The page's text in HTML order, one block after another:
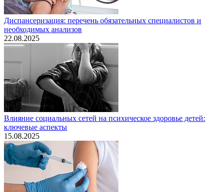
Диспансеризация: перечень обязательных специалистов и
необходимых анализов
22.08.2025
Влияние социальных сетей на психическое здоровье детей:
ключевые аспекты
15.08.2025